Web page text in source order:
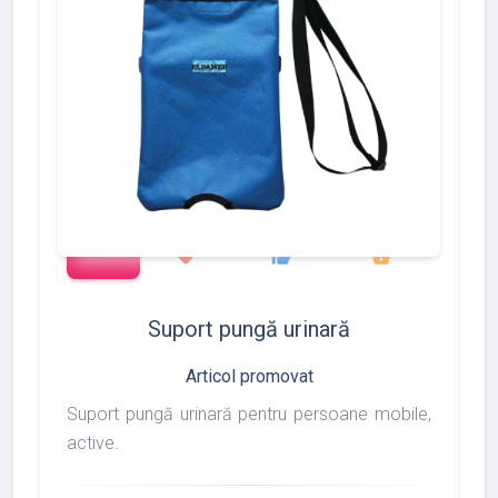
favorite thumb_up shopping_basket
Suport pungă urinară
Articol promovat
Suport pungă urinară pentru persoane mobile,
active.